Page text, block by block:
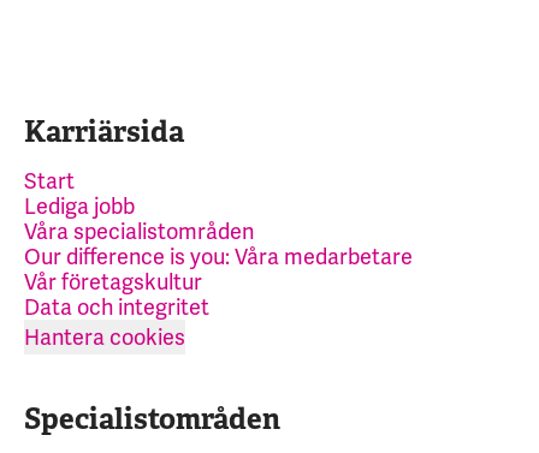
Karriärsida
Start
Lediga jobb
Våra specialistområden
Our difference is you: Våra medarbetare
Vår företagskultur
Data och integritet
Hantera cookies
Specialistområden